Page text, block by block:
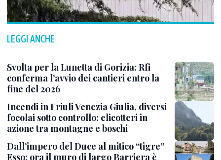
LEGGI ANCHE
Svolta per la Lunetta di Gorizia: Rfi
conferma l’avvio dei cantieri entro la
fine del 2026
Incendi in Friuli Venezia Giulia, diversi
focolai sotto controllo: elicotteri in
azione tra montagne e boschi
Dall’impero del Duce al mitico “tigre”
Esso: ora il muro di largo Barriera è